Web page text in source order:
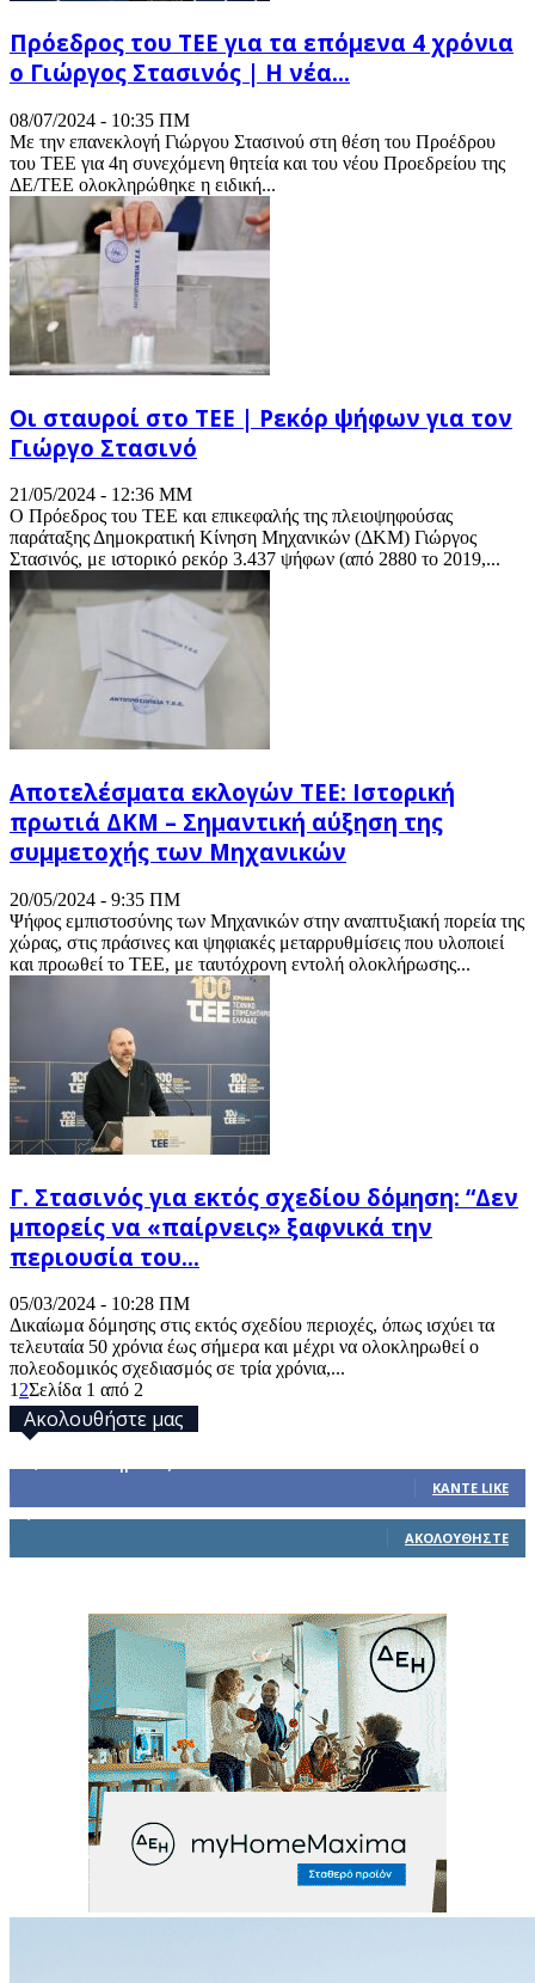
Πρόεδρος του ΤΕΕ για τα επόμενα 4 χρόνια
ο Γιώργος Στασινός | Η νέα...
08/07/2024 - 10:35 ΠΜ
Με την επανεκλογή Γιώργου Στασινού στη θέση του Προέδρου
του ΤΕΕ για 4η συνεχόμενη θητεία και του νέου Προεδρείου της
ΔΕ/ΤΕΕ ολοκληρώθηκε η ειδική...
Οι σταυροί στο ΤΕΕ | Ρεκόρ ψήφων για τον
Γιώργο Στασινό
21/05/2024 - 12:36 ΜΜ
Ο Πρόεδρος του ΤΕΕ και επικεφαλής της πλειοψηφούσας
παράταξης Δημοκρατική Κίνηση Μηχανικών (ΔΚΜ) Γιώργος
Στασινός, με ιστορικό ρεκόρ 3.437 ψήφων (από 2880 το 2019,...
Aποτελέσματα εκλογών ΤΕΕ: Ιστορική
πρωτιά ΔΚΜ – Σημαντική αύξηση της
συμμετοχής των Μηχανικών
20/05/2024 - 9:35 ΠΜ
Ψήφος εμπιστοσύνης των Μηχανικών στην αναπτυξιακή πορεία της
χώρας, στις πράσινες και ψηφιακές μεταρρυθμίσεις που υλοποιεί
και προωθεί το ΤΕΕ, με ταυτόχρονη εντολή ολοκλήρωσης...
Γ. Στασινός για εκτός σχεδίου δόμηση: “Δεν
μπορείς να «παίρνεις» ξαφνικά την
περιουσία του...
05/03/2024 - 10:28 ΠΜ
Δικαίωμα δόμησης στις εκτός σχεδίου περιοχές, όπως ισχύει τα
τελευταία 50 χρόνια έως σήμερα και μέχρι να ολοκληρωθεί ο
πολεοδομικός σχεδιασμός σε τρία χρόνια,...
1 2Σελίδα 1 από 2
Ακολουθήστε μας
ΚΆΝΤΕ LIKE
ΑΚΟΛΟΥΘΉΣΤΕ